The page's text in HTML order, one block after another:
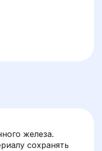
железа.
сохранять